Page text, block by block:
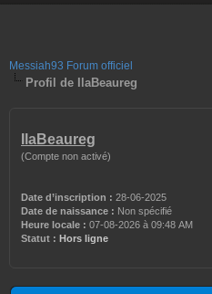
Messiah93 Forum officiel
Profil de IlaBeaureg
IlaBeaureg
(Compte non activé)
Date d’inscription : 28-06-2025
Date de naissance : Non spécifié
Heure locale : 07-08-2026 à 09:48 AM
Statut : Hors ligne